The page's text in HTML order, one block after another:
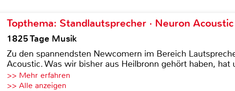
Topthema: Standlautsprecher · Neuron Acoustic
1825 Tage Musik
Zu den spannendsten Newcomern im Bereich
Acoustic. Was wir bisher aus Heilbronn gehört haben, hat
>> Mehr erfahren
>> Alle anzeigen